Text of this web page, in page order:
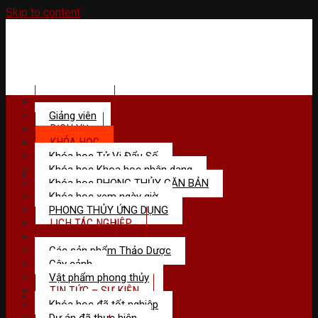
Skip to content
GIỚI THIỆU
Giảng viên
DỊCH VỤ
KHÓA HỌC
Khóa học Tử Vi Đẩu Số
Khóa học Khoa học nhân dạng
Khóa học PHONG THỦY CĂN BẢN
Khóa học xem ngày giờ
PHONG THỦY ỨNG DỤNG
LỊCH TÁC NGHIỆP
SẢN PHẢM
Các sản phẩm Thảo Dược
Cây cảnh
Vật phẩm phong thủy
TIN TỨC – SỰ KIỆN
Khóa học đã tốt nghiệp